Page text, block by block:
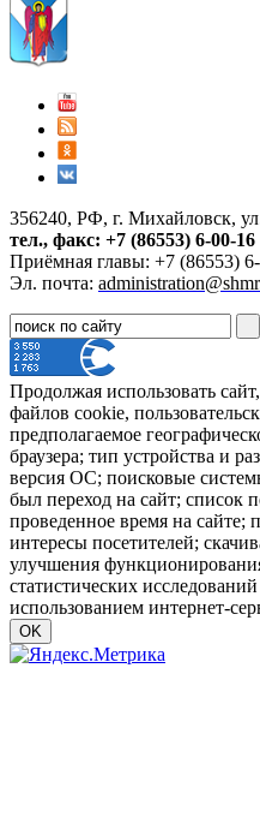
356240, РФ, г. Михайловск,
тел., факс: +7 (86553) 6-00-16
Приёмная главы: +7 (86553)
Эл. почта:
Продолжая использовать
файлов cookie,
предполагаемое
браузера; тип устройства и
версия ОС; поисковые
был переход на сайт; список
проведенное время на сайте;
интересы посетителей;
улучшения
статистических
использованием интернет-
OK